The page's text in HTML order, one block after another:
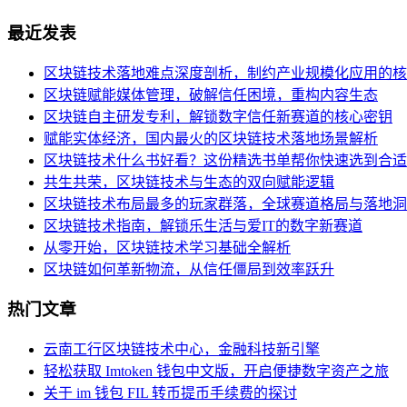
最近发表
区块链技术落地难点深度剖析，制约产业规模化应用的
区块链赋能媒体管理，破解信任困境，重构内容生态
区块链自主研发专利，解锁数字信任新赛道的核心密钥
赋能实体经济，国内最火的区块链技术落地场景解析
区块链技术什么书好看？这份精选书单帮你快速选到合
共生共荣，区块链技术与生态的双向赋能逻辑
区块链技术布局最多的玩家群落，全球赛道格局与落地
区块链技术指南，解锁乐生活与爱IT的数字新赛道
从零开始，区块链技术学习基础全解析
区块链如何革新物流，从信任僵局到效率跃升
热门文章
云南工行区块链技术中心，金融科技新引擎
轻松获取 Imtoken 钱包中文版，开启便捷数字资产之旅
关于 im 钱包 FIL 转币提币手续费的探讨